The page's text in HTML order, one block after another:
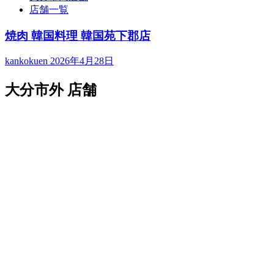
店舗一覧
焼肉 韓国料理 韓国苑下郡店
kankokuen 2026年4月28日
大分市外 店舗